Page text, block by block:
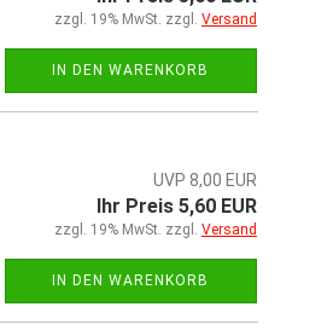
zzgl. 19% MwSt. zzgl. Versand
IN DEN WARENKORB
UVP 8,00 EUR
Ihr Preis 5,60 EUR
zzgl. 19% MwSt. zzgl. Versand
IN DEN WARENKORB